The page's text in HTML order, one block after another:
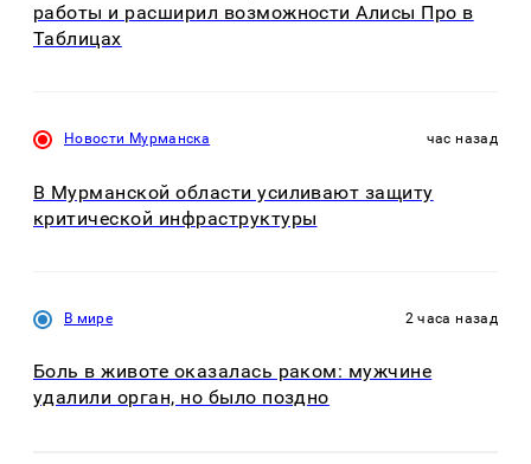
работы и расширил возможности Алисы Про в
Таблицах
Новости Мурманска час назад
В Мурманской области усиливают защиту
критической инфраструктуры
В мире 2 часа назад
Боль в животе оказалась раком: мужчине
удалили орган, но было поздно